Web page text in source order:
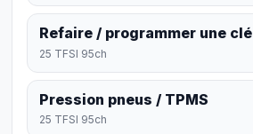
Refaire / programmer une clé
25 TFSI 95ch
Pression pneus / TPMS
25 TFSI 95ch